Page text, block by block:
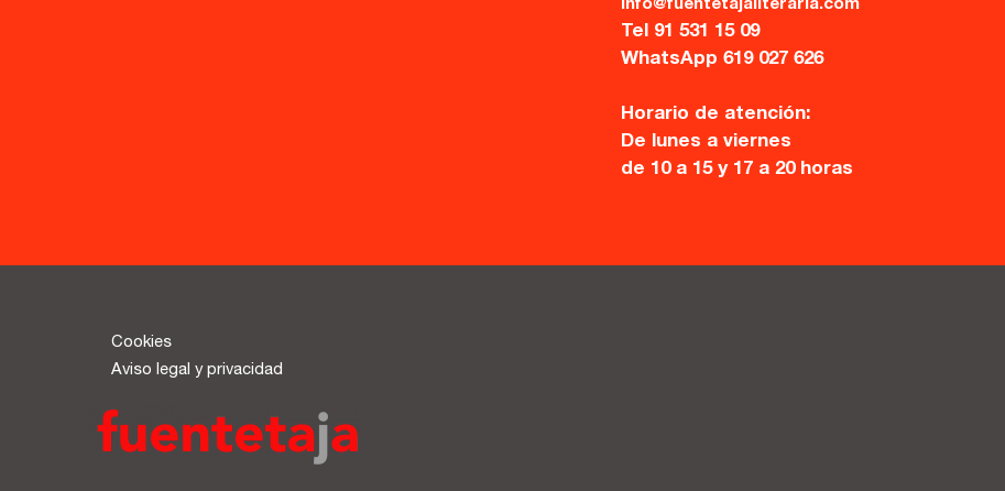
Guía Rápida
Dónde estamos
info@fuentetajaliteraria.com
Tel 91 531 15 09
WhatsApp 619 027 626
Horario de atención:
De lunes a viernes
de 10 a 15 y 17 a 20 horas
Cookies
Aviso legal y privacidad